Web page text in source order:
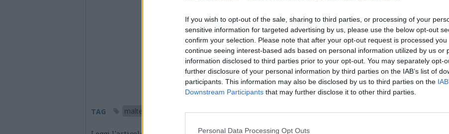
If you wish to opt-out of the sale, sharing to third parties, or processing of your
sensitive information for targeted advertising by us, please use the below opt-out
confirm your selection. Please note that after your opt-out request is processed you
continue seeing interest-based ads based on personal information utilized by us or
information disclosed to third parties prior to your opt-out. You may separately opt-
further disclosure of your personal information by third parties on the IAB’s list of
participants. This information may also be disclosed by us to third parties on the
Downstream Participants that may further disclose it to other third parties.
Personal Data Processing Opt Outs
1 di 61
TAG
maltempo Legnano